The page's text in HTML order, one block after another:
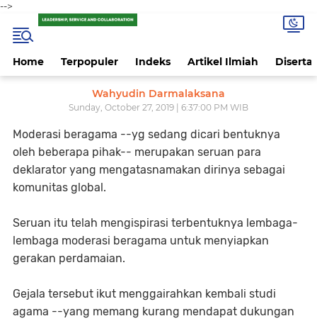
-->
Home Terpopuler Indeks Artikel Ilmiah
Wahyudin Darmalaksana
Sunday, October 27, 2019 | 6:37:00 PM WIB
Moderasi beragama --yg sedang dicari bentuknya
oleh beberapa pihak-- merupakan seruan para
deklarator yang mengatasnamakan dirinya sebagai
komunitas global.
Seruan itu telah mengispirasi terbentuknya lembaga-
lembaga moderasi beragama untuk menyiapkan
gerakan perdamaian.
Gejala tersebut ikut menggairahkan kembali studi
agama --yang memang kurang mendapat dukungan